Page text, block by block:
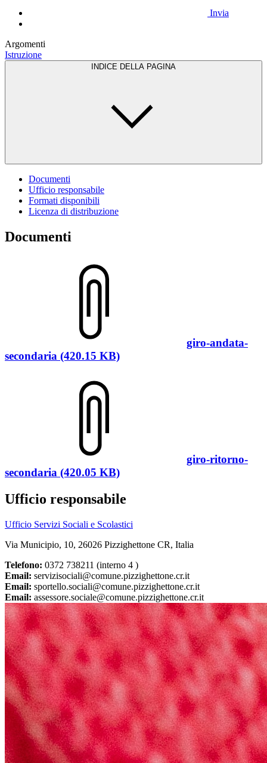
Invia
Argomenti
Istruzione
INDICE DELLA PAGINA
Documenti
Ufficio responsabile
Formati disponibili
Licenza di distribuzione
Documenti
giro-andata-
secondaria (420.15 KB)
giro-ritorno-
secondaria (420.05 KB)
Ufficio responsabile
Ufficio Servizi Sociali e Scolastici
Via Municipio, 10, 26026 Pizzighettone CR, Italia
Telefono: 0372 738211 (interno 4 )
Email: servizisociali@comune.pizzighettone.cr.it
Email: sportello.sociali@comune.pizzighettone.cr.it
Email: assessore.sociale@comune.pizzighettone.cr.it